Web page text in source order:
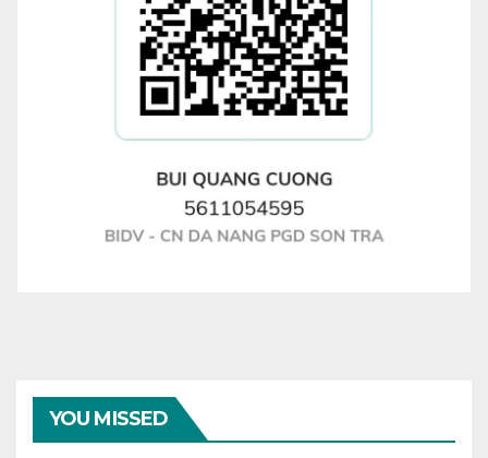
YOU MISSED